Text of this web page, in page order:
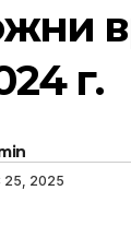
г.
25, 2025